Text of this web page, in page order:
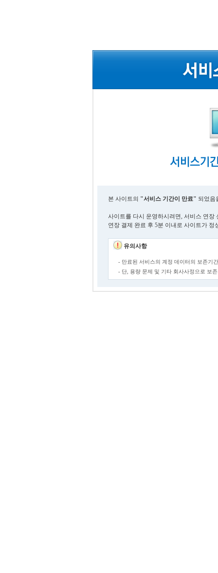
본 사이트의 "서비스 기간이 만료" 되었음
사이트를 다시 운영하시려면, 서비스 연장
연장 결제 완료 후 5분 이내로 사이트가 정
유의사항
- 만료된 서비스의 계정 데이터의 보존기
- 단, 용량 문제 및 기타 회사사정으로 보